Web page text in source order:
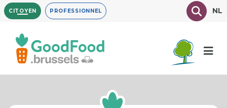
Aller
au
contenu
principal
CITOYEN PROFESSIONNEL TexteNL